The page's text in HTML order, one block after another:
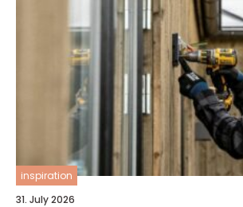
inspiration
31. July 2026